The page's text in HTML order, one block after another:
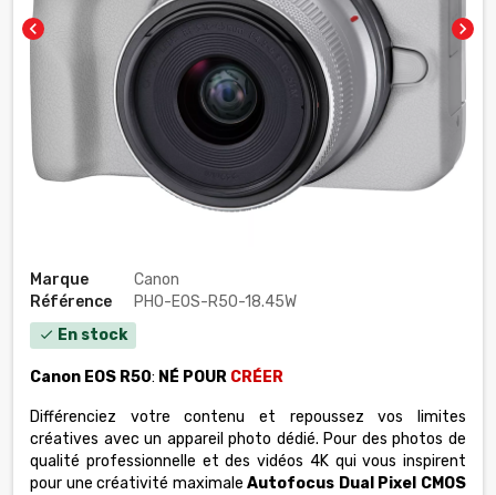
chevron_left chevron_right
Marque
Canon
Référence
PHO-EOS-R50-18.45W
check En stock
Canon EOS R50: NÉ POUR CRÉER
Différenciez votre contenu et repoussez vos limites
créatives avec un appareil photo dédié. Pour des photos de
qualité professionnelle et des vidéos 4K qui vous inspirent
pour une créativité maximaleAutofocus Dual Pixel CMOS